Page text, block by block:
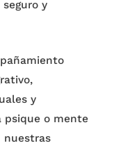
y
y
psique o mente
nuestras